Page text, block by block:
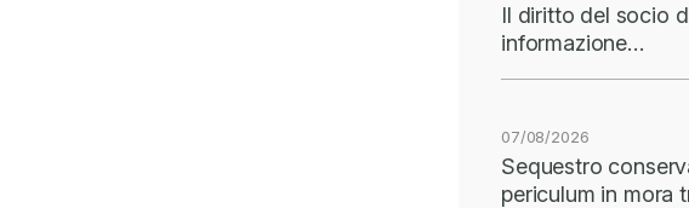
Il diritto del socio
informazione…
07/08/2026
Sequestro
periculum in mora